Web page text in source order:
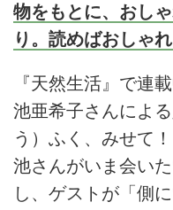
物をもとに、おし
り。読めばおしゃ
『天然生活』で連
池亜希子さんによ
う）ふく、みせて
池さんがいま会い
し、ゲストが「側